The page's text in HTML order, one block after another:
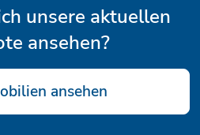
unsere aktuellen
ansehen?
ansehen